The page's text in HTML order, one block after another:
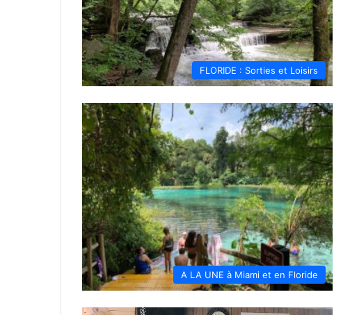
FLORIDE : Sorties et Loisirs
A LA UNE à Miami et en Floride